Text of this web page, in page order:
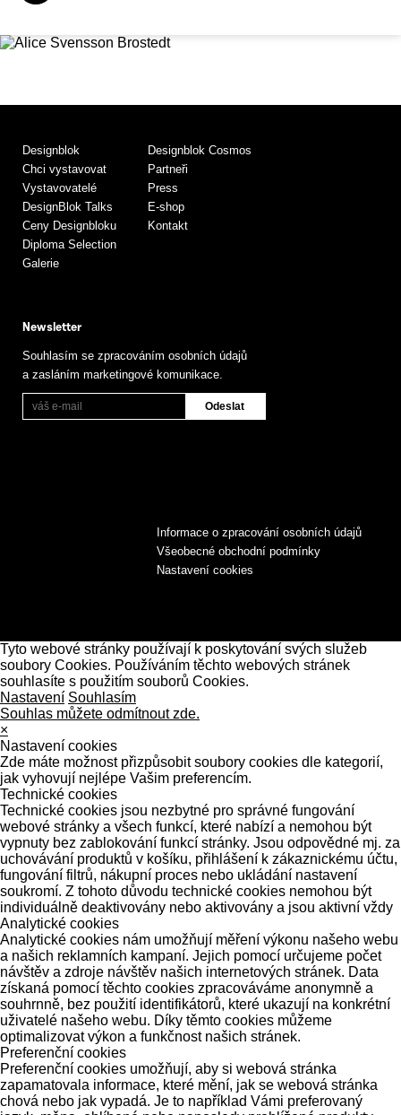
Designblok
Chci vystavovat
Vystavovatelé
DesignBlok Talks
Ceny Designbloku
Diploma Selection
Galerie
Designblok Cosmos
Partneři
Press
E-shop
Kontakt
Newsletter
Souhlasím se zpracováním osobních údajů
a zasláním marketingové komunikace.
Informace o zpracování osobních údajů
Všeobecné obchodní podmínky
Nastavení cookies
Tyto webové stránky používají k poskytování svých služeb
soubory Cookies. Používáním těchto webových stránek
souhlasíte s použitím souborů Cookies.
Nastavení Souhlasím
Souhlas můžete odmítnout zde.
×
Nastavení cookies
Zde máte možnost přizpůsobit soubory cookies dle kategorií,
jak vyhovují nejlépe Vašim preferencím.
Technické cookies
Technické cookies jsou nezbytné pro správné fungování
webové stránky a všech funkcí, které nabízí a nemohou být
vypnuty bez zablokování funkcí stránky. Jsou odpovědné mj. za
uchovávání produktů v košíku, přihlášení k zákaznickému účtu,
fungování filtrů, nákupní proces nebo ukládání nastavení
soukromí. Z tohoto důvodu technické cookies nemohou být
individuálně deaktivovány nebo aktivovány a jsou aktivní vždy
Analytické cookies
Analytické cookies nám umožňují měření výkonu našeho webu
a našich reklamních kampaní. Jejich pomocí určujeme počet
návštěv a zdroje návštěv našich internetových stránek. Data
získaná pomocí těchto cookies zpracováváme anonymně a
souhrnně, bez použití identifikátorů, které ukazují na konkrétní
uživatelé našeho webu. Díky těmto cookies můžeme
optimalizovat výkon a funkčnost našich stránek.
Preferenční cookies
Preferenční cookies umožňují, aby si webová stránka
zapamatovala informace, které mění, jak se webová stránka
chová nebo jak vypadá. Je to například Vámi preferovaný